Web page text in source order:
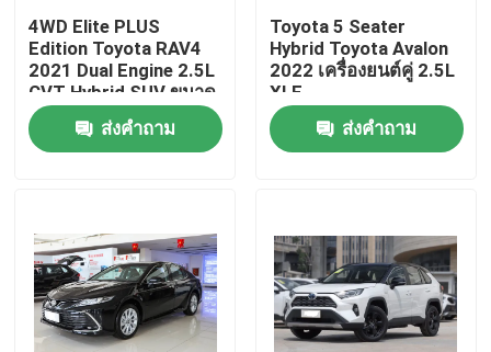
รถยนต์ไฟฟ้าบีวายดี
รถยนต์ไฮบริดของโตโยต้า
รถจีลี่
รถยนต์ฮุนได
4WD Elite PLUS
Edition Toyota RAV4
2021 Dual Engine 2.5L
CVT Hybrid SUV ขนาด
กะทัดรัด
ส่งคำถาม
Toyota 5 Seater
Hybrid Toyota Avalon
2022 เครื่องยนต์คู่ 2.5L
XLE
ส่งคำถาม